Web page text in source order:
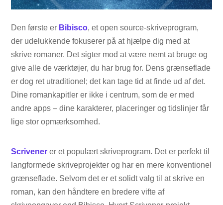
Den første er Bibisco, et open source-skriveprogram,
der udelukkende fokuserer på at hjælpe dig med at
skrive romaner. Det sigter mod at være nemt at bruge og
give alle de værktøjer, du har brug for. Dens grænseflade
er dog ret utraditionel; det kan tage tid at finde ud af det.
Dine romankapitler er ikke i centrum, som de er med
andre apps – dine karakterer, placeringer og tidslinjer får
lige stor opmærksomhed.
Scrivener er et populært skriveprogram. Det er perfekt til
langformede skriveprojekter og har en mere konventionel
grænseflade. Selvom det er et solidt valg til at skrive en
roman, kan den håndtere en bredere vifte af